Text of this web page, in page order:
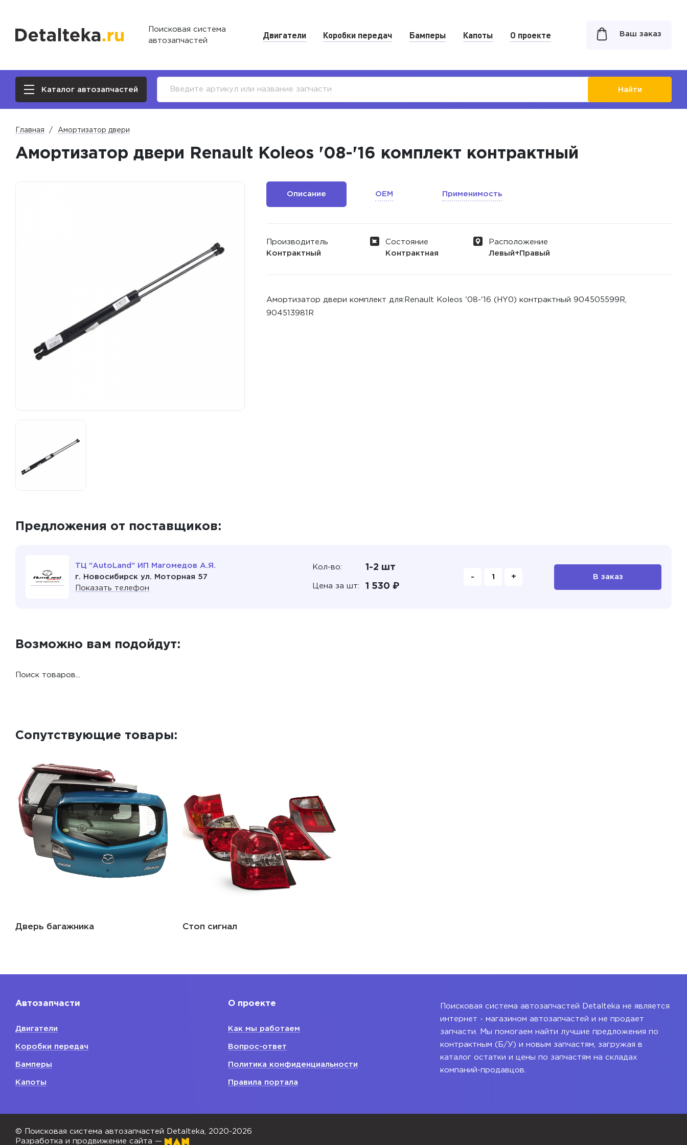
Поисковая система
автозапчастей
Двигатели Коробки передач Бамперы Капоты О проекте Ваш заказ
Каталог автозапчастей Найти
Главная Амортизатор двери
Амортизатор двери Renault Koleos '08-'16 комплект контрактный
Описание OEM Применимость
Производитель
Контрактный
Состояние
Контрактная
Расположение
Левый+Правый
Амортизатор двери комплект для:Renault Koleos '08-'16 (HY0) контрактный 904505599R,
904513981R
Предложения от поставщиков:
ТЦ "AutoLand" ИП Магомедов А.Я.
г. Новосибирск ул. Моторная 57
Показать телефон
Кол-во: 1-2 шт
Цена за шт: 1 530 ₽
- + В заказ
Возможно вам подойдут:
Поиск товаров...
Сопутствующие товары:
Дверь багажника Стоп сигнал
Автозапчасти
Двигатели
Коробки передач
Бамперы
Капоты
О проекте
Как мы работаем
Вопрос-ответ
Политика конфиденциальности
Правила портала
Поисковая система автозапчастей Detalteka не является
интернет - магазином автозапчастей и не продает
запчасти. Мы помогаем найти лучшие предложения по
контрактным (Б/У) и новым запчастям, загружая в
каталог остатки и цены по запчастям на складах
компаний-продавцов.
© Поисковая система автозапчастей Detalteka, 2020-2026
Разработка и продвижение сайта —